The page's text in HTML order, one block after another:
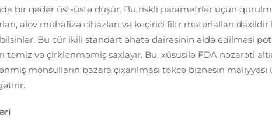
bir qədər üst-üstə düşür. Bu riskli parametrlər üçün
alov mühafizə cihazları və keçirici filtr materialları daxildir
Bu cür ikili standart əhatə dairəsinin əldə edilməsi
təmiz və çirklənməmiş saxlayır. Bu, xüsusilə FDA nəzarəti
məhsulların bazara çıxarılması təkcə biznesin maliyyəsi